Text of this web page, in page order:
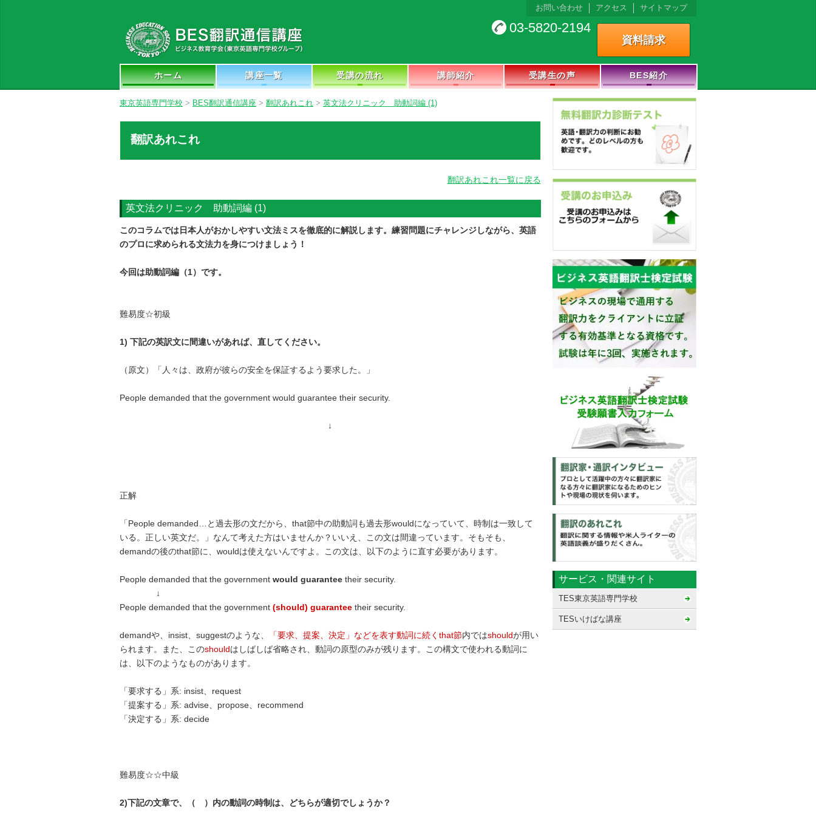
お問い合わせ アクセス サイトマップ
03-5820-2194
資料請求
ホーム 講座一覧 受講の流れ 講師紹介 受講生の声 BES紹介
東京英語専門学校 > BES翻訳通信講座 > 翻訳あれこれ > 英文法クリニック 助動詞編 (1)
翻訳あれこれ
翻訳あれこれ一覧に戻る
英文法クリニック 助動詞編 (1)
このコラムでは日本人がおかしやすい文法ミスを徹底的に解説します。練習問題にチャレンジしながら、英語
のプロに求められる文法力を身につけましょう！
今回は助動詞編（1）です。
難易度☆初級
1) 下記の英訳文に間違いがあれば、直してください。
（原文）「人々は、政府が彼らの安全を保証するよう要求した。」
People demanded that the government would guarantee their security.
↓
正解
「People demanded…と過去形の文だから、that節中の助動詞も過去形wouldになっていて、時制は一致して
いる。正しい英文だ。」なんて考えた方はいませんか？いいえ、この文は間違っています。そもそも、
demandの後のthat節に、wouldは使えないんですよ。この文は、以下のように直す必要があります。
People demanded that the government would guarantee their security.
↓
People demanded that the government (should) guarantee their security.
demandや、insist、suggestのような、 「要求、提案、決定」などを表す動詞に続くthat節内ではshouldが用い
られます。また、このshouldはしばしば省略され、動詞の原型のみが残ります。この構文で使われる動詞に
は、以下のようなものがあります。
「要求する」系: insist、request
「提案する」系: advise、propose、recommend
「決定する」系: decide
難易度☆☆中級
2)下記の文章で、（ ）内の動詞の時制は、どちらが適切でしょうか？
サービス・関連サイト
TES東京英語専門学校
TESいけばな講座